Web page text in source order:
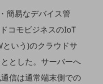
簡易なデバイス管
コモビジネスのIoT
いう)のクラウドサ
とした。サーバーへ
信は通常端末側での